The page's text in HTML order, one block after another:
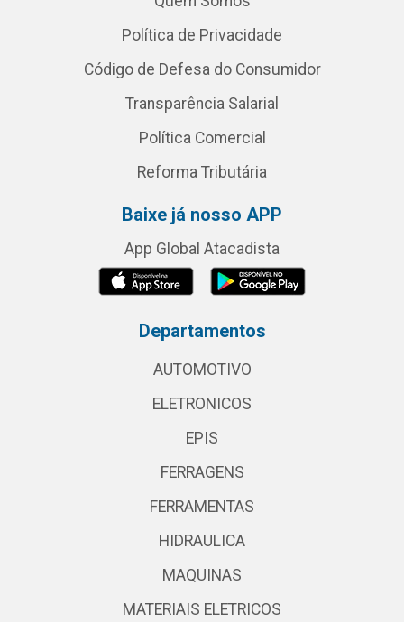
Política de Privacidade
Código de Defesa do Consumidor
Transparência Salarial
Política Comercial
Reforma Tributária
Baixe já nosso APP
App Global Atacadista
Departamentos
AUTOMOTIVO
ELETRONICOS
EPIS
FERRAGENS
FERRAMENTAS
HIDRAULICA
MAQUINAS
MATERIAIS ELETRICOS